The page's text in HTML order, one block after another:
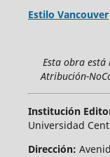
Estilo Vancouver
Esta obra está
Atribución-
Institución
Universidad
Dirección: